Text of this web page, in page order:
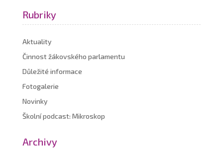
Rubriky
Aktuality
Činnost žákovského parlamentu
Důležité informace
Fotogalerie
Novinky
Školní podcast: Mikroskop
Archivy